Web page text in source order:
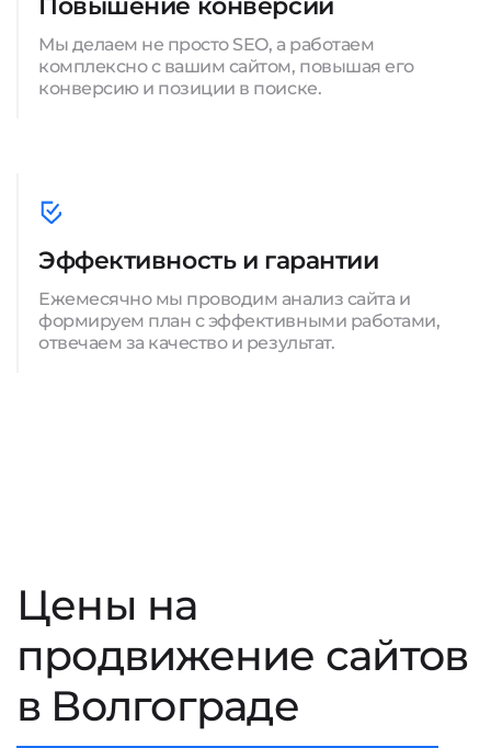
Повышение конверсии
Мы делаем не просто SEO, а работаем
комплексно с вашим сайтом, повышая его
конверсию и позиции в поиске.
Эффективность и гарантии
Ежемесячно мы проводим анализ сайта и
формируем план с эффективными работами,
отвечаем за качество и результат.
Цены на
продвижение сайтов
в Волгограде